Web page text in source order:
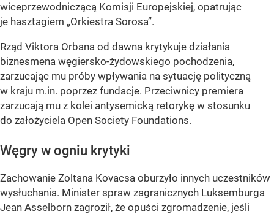
wiceprzewodniczącą Komisji Europejskiej, opatrując
je hasztagiem „Orkiestra Sorosa”.
Rząd Viktora Orbana od dawna krytykuje działania
biznesmena węgiersko-żydowskiego pochodzenia,
zarzucając mu próby wpływania na sytuację polityczną
w kraju m.in. poprzez fundacje. Przeciwnicy premiera
zarzucają mu z kolei antysemicką retorykę w stosunku
do założyciela Open Society Foundations.
Węgry w ogniu krytyki
Zachowanie Zoltana Kovacsa oburzyło innych uczestników
wysłuchania. Minister spraw zagranicznych Luksemburga
Jean Asselborn zagroził, że opuści zgromadzenie, jeśli